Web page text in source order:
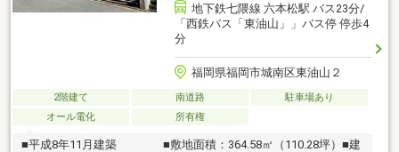
地下鉄七隈線 六本松駅 バス23分/
「西鉄バス「東油山」」バス停 停歩4
分
福岡県福岡市城南区東油山２
2階建て 南道路
駐車場あり
オール電化
所有権
■平成8年11月建築 ■敷地面積：364.58㎡（110.28坪）■建